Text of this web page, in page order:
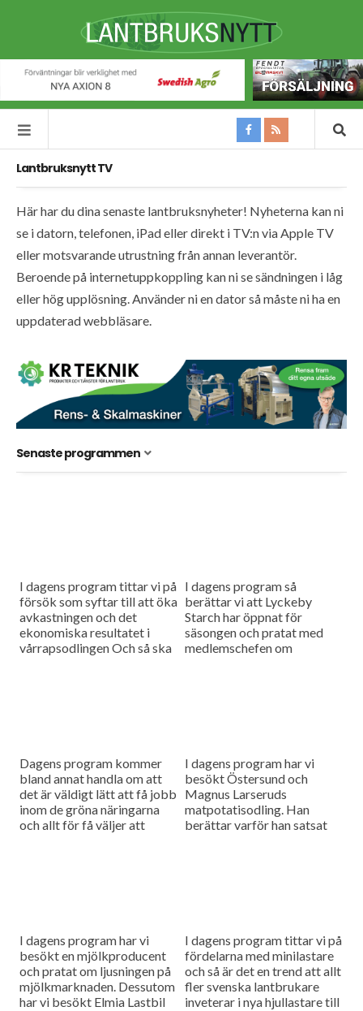
Lantbruksnytt TV
Här har du dina senaste lantbruksnyheter! Nyheterna kan ni
se i datorn, telefonen, iPad eller direkt i TV:n via Apple TV
eller motsvarande utrustning från annan leverantör.
Beroende på internetuppkoppling kan ni se sändningen i låg
eller hög upplösning. Använder ni en dator så måste ni ha en
uppdaterad webbläsare.
Senaste programmen
I dagens program tittar vi på
försök som syftar till att öka
avkastningen och det
ekonomiska resultatet i
vårrapsodlingen Och så ska
I dagens program så
berättar vi att Lyckeby
Starch har öppnat för
säsongen och pratat med
medlemschefen om
Dagens program kommer
bland annat handla om att
det är väldigt lätt att få jobb
inom de gröna näringarna
och allt för få väljer att
I dagens program har vi
besökt Östersund och
Magnus Larseruds
matpotatisodling. Han
berättar varför han satsat
I dagens program har vi
besökt en mjölkproducent
och pratat om ljusningen på
mjölkmarknaden. Dessutom
har vi besökt Elmia Lastbil
I dagens program tittar vi på
fördelarna med minilastare
och så är det en trend att allt
fler svenska lantbrukare
inveterar i nya hjullastare till